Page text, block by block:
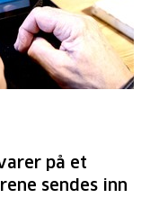
på et
sendes inn